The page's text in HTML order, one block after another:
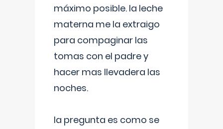
máximo posible. la leche
materna me la extraigo
para compaginar las
tomas con el padre y
hacer mas llevadera las
noches.
la pregunta es como se